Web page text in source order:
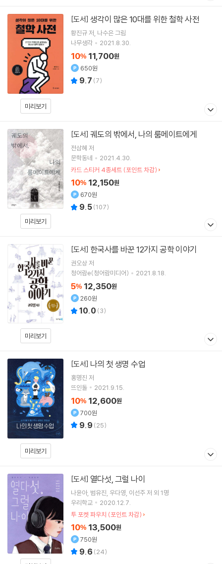
미리보기
[도서] 생각이 많은 10대를 위한 철학 사전
황진규저 나수은그림
나무생각
2021.8.30.
10% 11,700원
650원
9.7 (7)
미리보기
[도서] 궤도의 밖에서, 나의 룸메이트에게
전삼혜 저
문학동네
2021.4.30.
카드 스티커 4종세트 (포인트 차감)
10% 12,150원
670원
9.5(107)
미리보기
[도서] 한국사를 바꾼 12가지 공학 이야기
권오상저
청어람e(청어람미디어)
2021.8.18.
5% 12,350원
260원
10.0 (3)
미리보기
[도서] 나의 첫 생명 수업
홍명진 저
뜨인돌
2021.9.15.
10% 12,600원
700원
9.9 (25)
[도서] 열다섯, 그럴 나이
나윤아 범유진 우다영 이선주저 외 1명
우리학교
2020.12.7.
투 포켓 파우치 (포인트 차감)
10% 13,500원
750원
9.6 (24)